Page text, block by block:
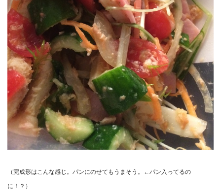
（完成形はこんな感じ。パンにのせてもうまそう。←パン入ってるの
に！？）